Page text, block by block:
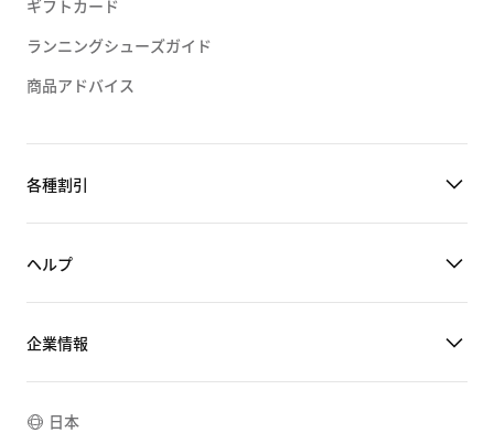
ギフトカード
ランニングシューズガイド
商品アドバイス
各種割引
ヘルプ
企業情報
日本